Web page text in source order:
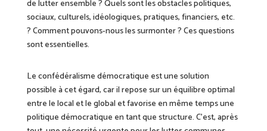
de lutter ensemble ? Quels sont les obstacles politiques,
sociaux, culturels, idéologiques, pratiques, financiers, etc.
?Comment pouvons-nous les surmonter? Cesquestions
sont essentielles.
Le confédéralisme démocratique estune solution
possible à cet égard, car il repose sur un équilibre optimal
entre le local et le global et favorise en même temps une
politique démocratique en tant que structure. C’est, après